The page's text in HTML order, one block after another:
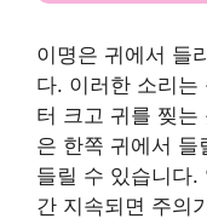
이명은 귀에서 들
다. 이러한 소리는
터 크고 귀를 찢는
은 한쪽 귀에서 들
들릴 수 있습니다.
간 지속되면 주의